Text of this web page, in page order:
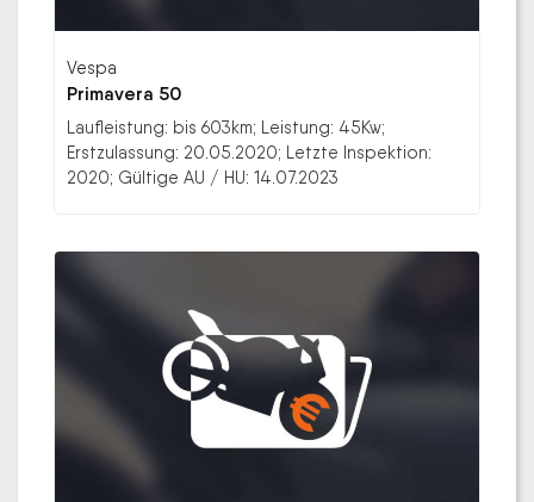
Vespa
Primavera 50
Laufleistung: bis 603km; Leistung: 45Kw;
Erstzulassung: 20.05.2020; Letzte Inspektion:
2020; Gültige AU / HU: 14.07.2023